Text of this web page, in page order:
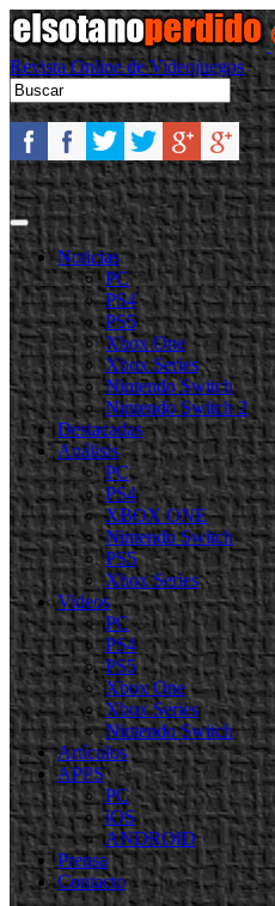
Revista Online de Videojuegos
Noticias
PC
PS4
PS5
Xbox One
Xbox Series
Nintendo Switch
Nintendo Switch 2
Destacadas
Análisis
PC
PS4
XBOX ONE
Nintendo Switch
PS5
Xbox Series
Videos
PC
PS4
PS5
Xbox One
Xbox Series
Nintendo Switch
Artículos
APPS
PC
iOS
ANDROID
Prensa
Contacto